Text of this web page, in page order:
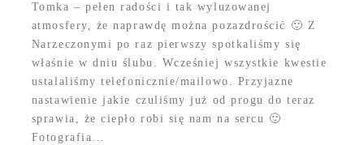
Tomka – pełen radości i tak wyluzowanej
atmosfery, że naprawdę można pozazdrościć 🙂 Z
Narzeczonymi po raz pierwszy spotkaliśmy się
właśnie w dniu ślubu. Wcześniej wszystkie kwestie
ustalaliśmy telefonicznie/mailowo. Przyjazne
nastawienie jakie czuliśmy już od progu do teraz
sprawia, że ciepło robi się nam na sercu 🙂
Fotografia...